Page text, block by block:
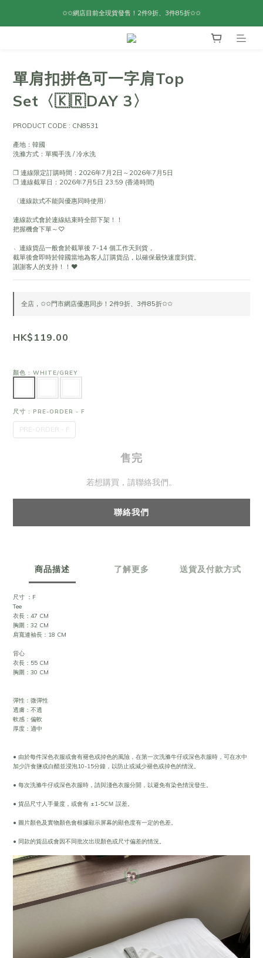
✩✩網店目前全現貨發售！2件9折、3件85折✩✩
單肩扣拼色可一字肩Top
Set〈🇰🇷DAY 3〉
PRODUCT CODE : CN8531
產地：韓國
洗滌方式：單獨手洗 / 冷水洗
❐ 連線限定訂購時間：2026年7月2日～2026年7月5日
❐ 連線截單日：2026年7月5日 23:59 (香港時間)
〈連線款式不能與優惠同時使用〉
連線款式會於連線結束時全部下架！！
把握機會下單～♡
﹆連線貨品一般會於截單後 7-14 個工作天到貨，
截單後會即時於韓國當地為客人訂購貨品，以確保最快速度到貨。
謝謝客人的支持！！❤
全店，✩✩門市網店優惠同步！2件9折、3件85折✩✩
HK$119.00
顏色 : WHITE/GREY
尺寸 : PRE-ORDER - F
PRE-ORDER - F
售完
若想購買，請聯絡我們。
聯絡我們
商品描述 了解更多 送貨及付款方式
尺寸 ：F
Tee
衣長：47 CM
胸圍：32 CM
肩寬連袖長：18 CM
背心
衣長：55 CM
胸圍：30 CM
彈性：微彈性
透膚：不透
軟感：偏軟
厚度：適中
• 由於每件深色衣服或會有褪色或掉色的風險，在第一次洗滌牛仔或深色衣服時，可在水中
加少許食鹽或白醋並浸泡10-15分鐘，以防止或減少褪色或掉色的情況。
• 每次洗滌牛仔或深色衣服時，請與淺色衣服分開，以避免有染色情況發生。
• 貨品尺寸人手量度，或會有 ±1-5CＭ 誤差。
• 圖片顏色及實物顏色會根據顯示屏幕的顯色度有一定的色差。
• 同款的貨品或會因不同批次出現顏色或尺寸偏差的情況。